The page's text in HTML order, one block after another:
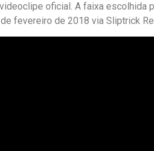
oficial. A faixa escolhida
fevereiro de 2018 via Sliptrick